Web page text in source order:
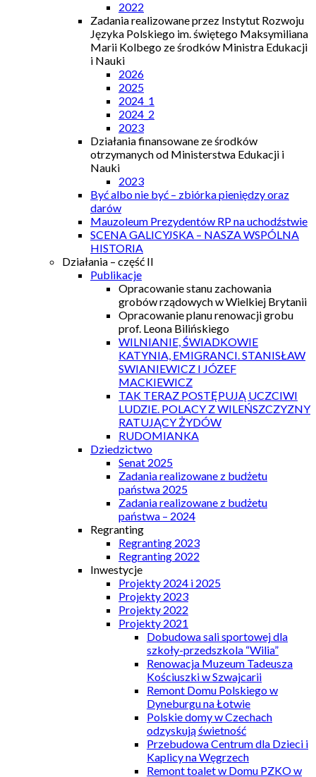
2022
Zadania realizowane przez Instytut Rozwoju
Języka Polskiego im. świętego Maksymiliana
Marii Kolbego ze środków Ministra Edukacji
i Nauki
2026
2025
2024_1
2024_2
2023
Działania finansowane ze środków
otrzymanych od Ministerstwa Edukacji i
Nauki
2023
Być albo nie być – zbiórka pieniędzy oraz
darów
Mauzoleum Prezydentów RP na uchodźstwie
SCENA GALICYJSKA – NASZA WSPÓLNA
HISTORIA
Działania – część II
Publikacje
Opracowanie stanu zachowania
grobów rządowych w Wielkiej Brytanii
Opracowanie planu renowacji grobu
prof. Leona Bilińskiego
WILNIANIE, ŚWIADKOWIE
KATYNIA, EMIGRANCI. STANISŁAW
SWIANIEWICZ I JÓZEF
MACKIEWICZ
TAK TERAZ POSTĘPUJĄ UCZCIWI
LUDZIE. POLACY Z WILEŃSZCZYZNY
RATUJĄCY ŻYDÓW
RUDOMIANKA
Dziedzictwo
Senat 2025
Zadania realizowane z budżetu
państwa 2025
Zadania realizowane z budżetu
państwa – 2024
Regranting
Regranting 2023
Regranting 2022
Inwestycje
Projekty 2024 i 2025
Projekty 2023
Projekty 2022
Projekty 2021
Dobudowa sali sportowej dla
szkoły-przedszkola “Wilia”
Renowacja Muzeum Tadeusza
Kościuszki w Szwajcarii
Remont Domu Polskiego w
Dyneburgu na Łotwie
Polskie domy w Czechach
odzyskują świetność
Przebudowa Centrum dla Dzieci i
Kaplicy na Węgrzech
Remont toalet w Domu PZKO w